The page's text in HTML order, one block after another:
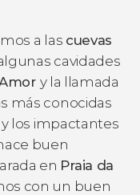
a las cuevas
cavidades
y la llamada
más conocidas
los impactantes
buen
en Praia da
con un buen